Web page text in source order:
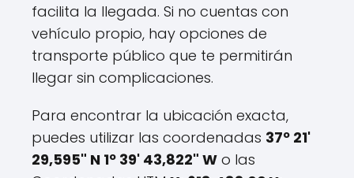
facilita la llegada. Si no cuentas con
vehículo propio, hay opciones de
transporte público que te permitirán
llegar sin complicaciones.
Para encontrar la ubicación exacta,
puedes utilizar las coordenadas 37º 21'
29,595" N 1º 39' 43,822" W o las